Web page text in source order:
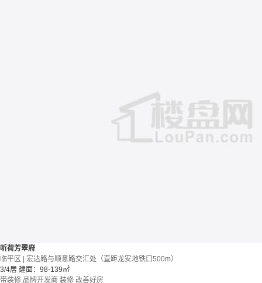
听荷芳翠府
临平区 | 宏达路与顺意路交汇处（直距龙安地铁口500m）
3/4居 建面：98-139㎡
带装修 品牌开发商 装修 改善好房